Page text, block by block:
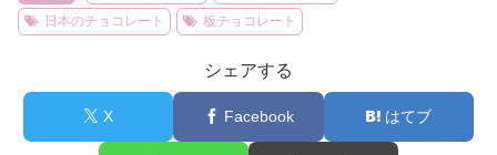
日本のチョコレート
板チョコレート
シェアする
X Facebook はてブ